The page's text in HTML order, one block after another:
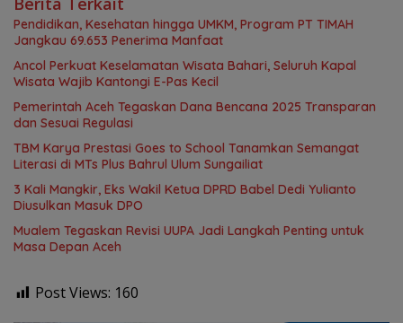
Pendidikan, Kesehatan hingga UMKM, Program PT TIMAH
Jangkau 69.653 Penerima Manfaat
Ancol Perkuat Keselamatan Wisata Bahari, Seluruh Kapal
Wisata Wajib Kantongi E-Pas Kecil
Pemerintah Aceh Tegaskan Dana Bencana 2025 Transparan
dan Sesuai Regulasi
TBM Karya Prestasi Goes to School Tanamkan Semangat
Literasi di MTs Plus Bahrul Ulum Sungailiat
3 Kali Mangkir, Eks Wakil Ketua DPRD Babel Dedi Yulianto
Diusulkan Masuk DPO
Mualem Tegaskan Revisi UUPA Jadi Langkah Penting untuk
Masa Depan Aceh
Post Views: 160